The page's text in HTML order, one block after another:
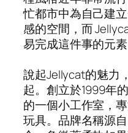
忙都市中為自己建
感的空間，而
易完成這件事的元素
說起Jellycat的魅力
起。創立於1999年
的一個小工作室，
玩具。品牌名稱源